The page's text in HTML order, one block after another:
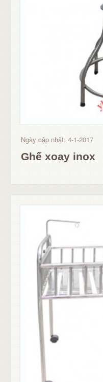
Ngày cập nhật: 4-1-2017
Ghế xoay inox